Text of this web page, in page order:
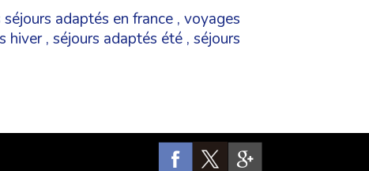
séjours adaptés en france , voyages
hiver, séjours adaptés été , séjours